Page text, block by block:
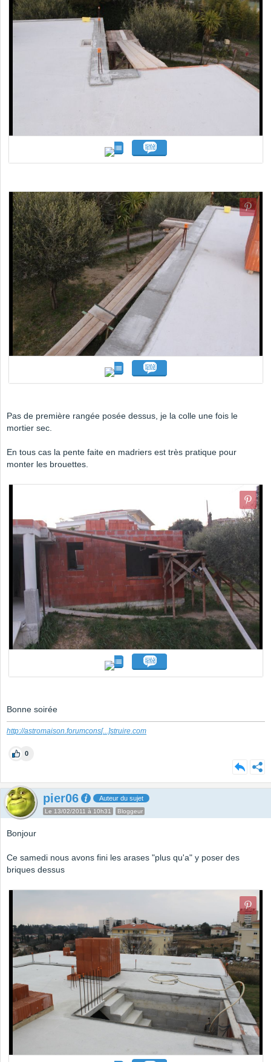
Pas de première rangée posée dessus, je la colle une fois le
mortier sec.
En tous cas la pente faite en madriers est très pratique pour
monter les brouettes.
Bonne soirée
http://astromaison.forumcons[...]struire.com
0
pier06 Auteur du sujet
Le 13/02/2011 à 10h31 Bloggeur
Bonjour
Ce samedi nous avons fini les arases "plus qu'a" y poser des
briques dessus